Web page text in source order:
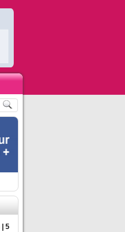
– 5 ĐỊA ĐIỂM ĐƯỢC LÒNG DU
5